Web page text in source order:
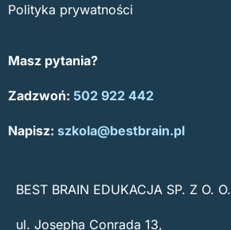
Polityka prywatności
Masz pytania?
Zadzwoń: 502 922 442
Napisz: szkola@bestbrain.pl
BEST BRAIN EDUKACJA SP. Z O. O.
ul. Josepha Conrada 13,